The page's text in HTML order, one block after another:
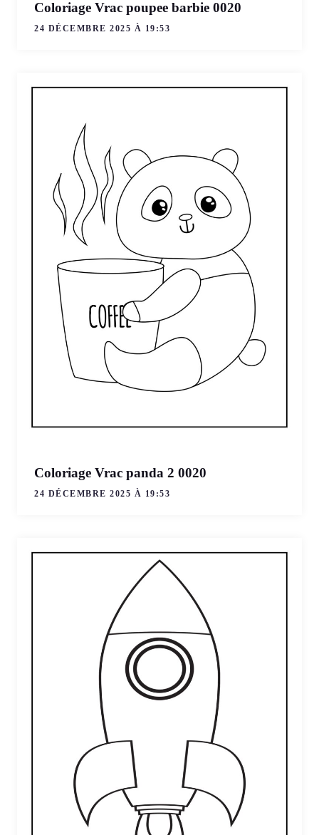
Coloriage Vrac poupee barbie 0020
24 DÉCEMBRE 2025 À 19:53
Coloriage Vrac panda 2 0020
24 DÉCEMBRE 2025 À 19:53